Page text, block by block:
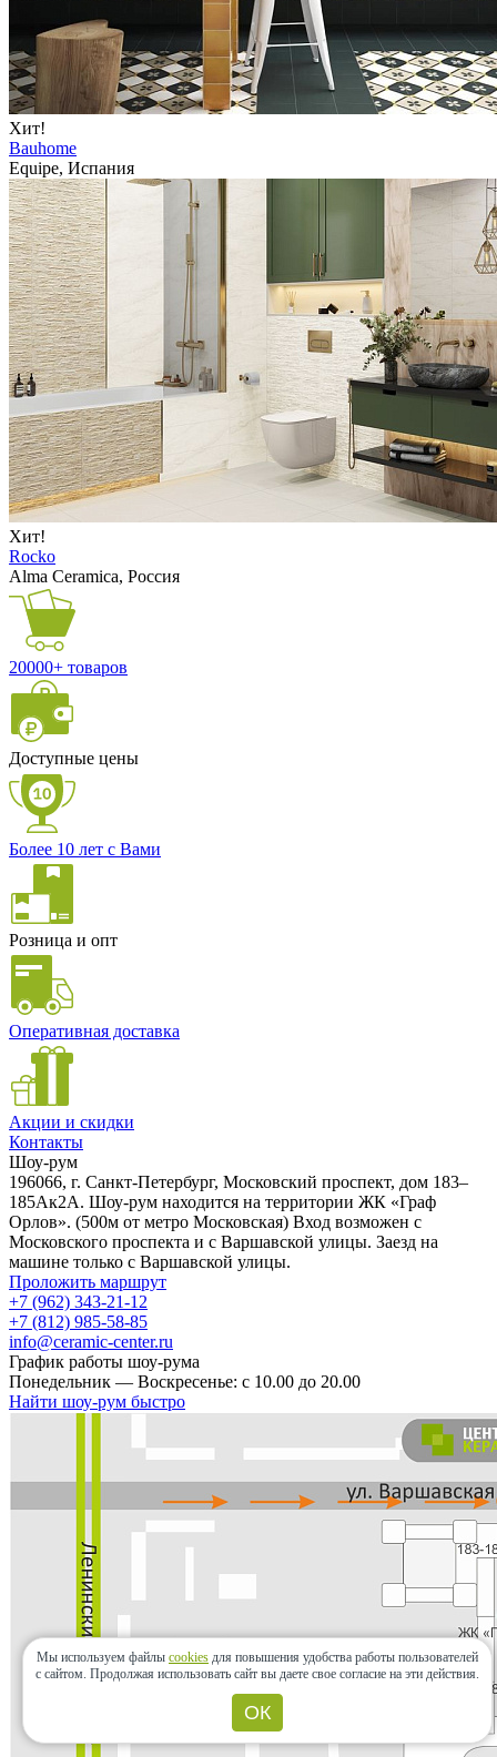
Хит!
Bauhome
Equipe, Испания
Хит!
Rocko
Alma Ceramica, Россия
20000+ товаров
Доступные цены
Более 10 лет с Вами
Розница и опт
Оперативная доставка
Акции и скидки
Контакты
Шоу-рум
196066, г. Санкт-Петербург, Московский проспект, дом 183–
185Ак2А. Шоу-рум находится на территории ЖК «Граф
Орлов». (500м от метро Московская) Вход возможен с
Московского проспекта и с Варшавской улицы. Заезд на
машине только с Варшавской улицы.
Проложить маршрут
+7 (962) 343-21-12
+7 (812) 985-58-85
info@ceramic-center.ru
График работы шоу-рума
Понедельник — Воскресенье: с 10.00 до 20.00
Найти шоу-рум быстро
Мы используем файлы cookies для повышения удобства работы пользователей
с сайтом. Продолжая использовать сайт вы даете свое согласие на эти действия.
ОК